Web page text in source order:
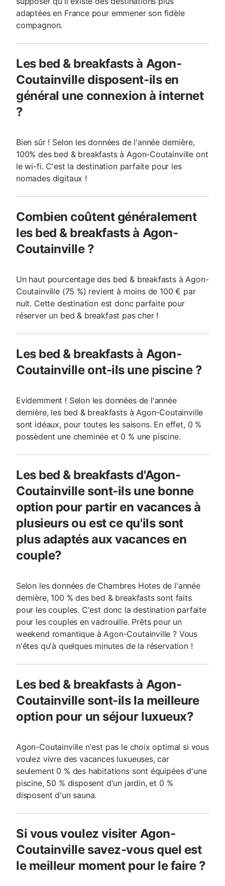
adaptées en France pour emmener son fidèle
compagnon.
Les bed & breakfasts à Agon-
Coutainville disposent-ils en
général une connexion à internet
?
Bien sûr ! Selon les données de l'année dernière,
100% des bed & breakfasts à Agon-Coutainville ont
le wi-fi. C'est la destination parfaite pour les
nomades digitaux !
Combien coûtent généralement
les bed & breakfasts à Agon-
Coutainville ?
Un haut pourcentage des bed & breakfasts à Agon-
Coutainville (75 %) revient à moins de 100 € par
nuit. Cette destination est donc parfaite pour
réserver un bed & breakfast pas cher !
Les bed & breakfasts à Agon-
Coutainville ont-ils une piscine ?
Evidemment ! Selon les données de l'année
dernière, les bed & breakfasts à Agon-Coutainville
sont idéaux, pour toutes les saisons. En effet, 0 %
possèdent une cheminée et 0 % une piscine.
Les bed & breakfasts d'Agon-
Coutainville sont-ils une bonne
option pour partir en vacances à
plusieurs ou est ce qu'ils sont
plus adaptés aux vacances en
couple?
Selon les données de Chambres Hotes de l'année
dernière, 100 % des bed & breakfasts sont faits
pour les couples. C'est donc la destination parfaite
pour les couples en vadrouille. Prêts pour un
weekend romantique à Agon-Coutainville ? Vous
n'êtes qu'à quelques minutes de la réservation !
Les bed & breakfasts à Agon-
Coutainville sont-ils la meilleure
option pour un séjour luxueux?
Agon-Coutainville n'est pas le choix optimal si vous
voulez vivre des vacances luxueuses, car
seulement 0 % des habitations sont équipées d'une
piscine, 50 % disposent d'un jardin, et 0 %
disposent d'un sauna.
Si vous voulez visiter Agon-
Coutainville savez-vous quel est
le meilleur moment pour le faire ?